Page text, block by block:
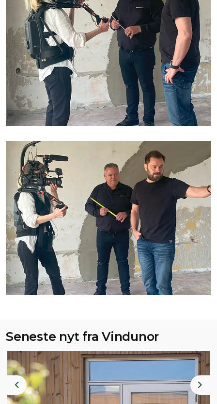
Seneste nyt fra Vindunor
Previous